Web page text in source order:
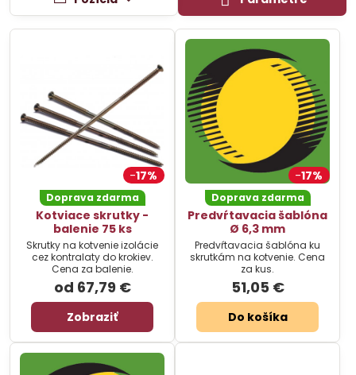
17%
Doprava zdarma
Kotviace skrutky -
balenie 75 ks
Skrutky na kotvenie izolácie
cez kontralaty do krokiev.
Cena za balenie.
od 67,79 €
Zobraziť
17%
Doprava zdarma
Predvŕtavacia šablóna
Ø 6,3 mm
Predvŕtavacia šablóna ku
skrutkám na kotvenie. Cena
za kus.
51,05 €
Do košíka